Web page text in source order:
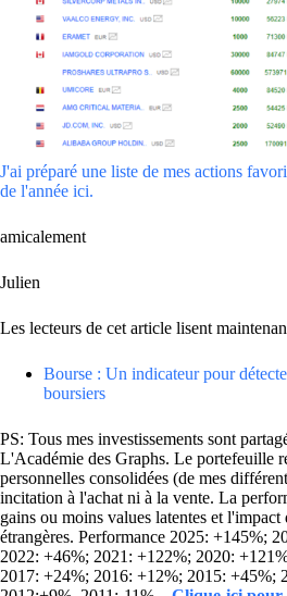
J'ai préparé une liste de mes actions
de l'année ici.
amicalement
Julien
Les lecteurs de cet article lisent
Bourse : Un indicateur pour
boursiers
PS: Tous mes investissements sont
L'Académie des Graphs. Le portefeuille
personnelles consolidées (de mes
incitation à l'achat ni à la vente. La
gains ou moins values latentes et l'impact
étrangères. Performance 2025: +145%;
2022: +46%; 2021: +122%; 2020:
2017: +24%; 2016: +12%; 2015: +45%;